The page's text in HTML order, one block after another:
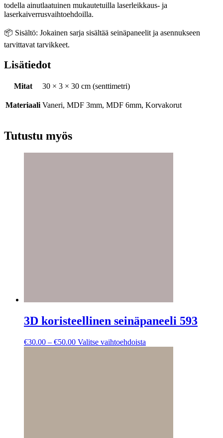
todella ainutlaatuinen mukautetuilla laserleikkaus- ja
laserkaiverrusvaihtoehdoilla.
📦 Sisältö: Jokainen sarja sisältää seinäpaneelit ja asennukseen
tarvittavat tarvikkeet.
Lisätiedot
Mitat 30 × 3 × 30 cm (senttimetri)
Materiaali Vaneri, MDF 3mm, MDF 6mm, Korvakorut
Tutustu myös
3D koristeellinen seinäpaneeli 593
€30.00 – €50.00Hintaluokka:
Valitse vaihtoehdoista